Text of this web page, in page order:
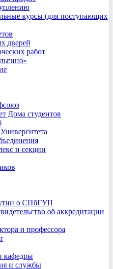
курсы (для поступающих
дверей
работ
Дома студентов
и секции
о СПбГУП
об аккредитации
и профессора
кафедры
и службы